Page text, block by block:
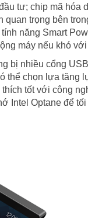
tư; chip mã hóa
quan trọng bên
năng Smart
máy nếu khó
bị nhiều cổng
thể chọn lựa tăng
tốt với công
Intel Optane để